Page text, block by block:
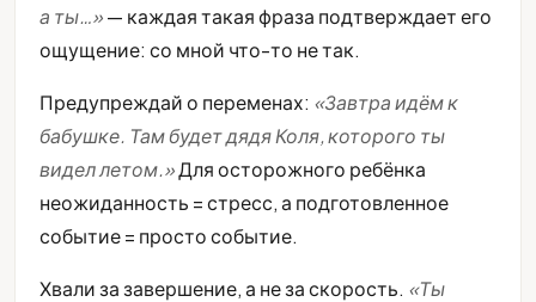
а ты…»— каждая такая фраза подтверждает его
ощущение: со мной что-то не так.
Предупреждай о переменах: «Завтра идём к
бабушке. Там будет дядя Коля, которого ты
видел летом.»Для осторожного ребёнка
неожиданность = стресс, а подготовленное
событие = просто событие.
Хвали за завершение, а не за скорость. «Ты